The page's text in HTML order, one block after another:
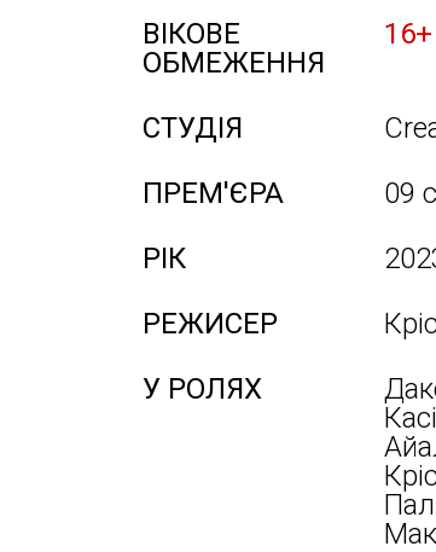
ВІКОВЕ
ОБМЕЖЕННЯ
16+
СТУДІЯ
ПРЕМ'ЄРА
09
РІК
РЕЖИСЕР
У РОЛЯХ